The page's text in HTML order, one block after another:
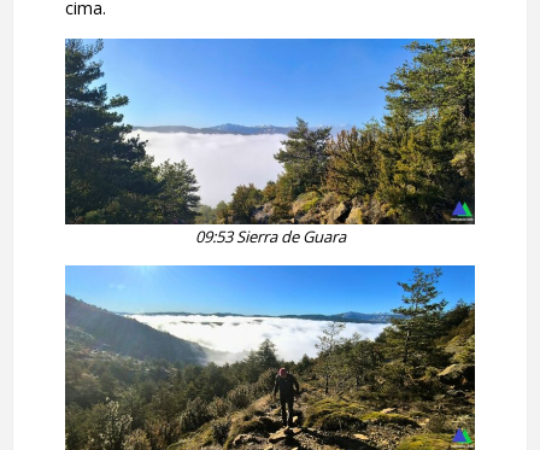
cima.
09:53 Sierra de Guara